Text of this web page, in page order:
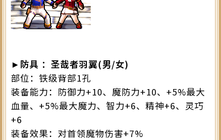
►防具 ：圣哉者羽翼(男/女)
部位：铁级背部1孔
装备能力：防御力+10、魔防力+10、+5%最大
血量、+5%最大魔力、智力+6、精神+6、灵巧
+6
装备效果：对首领魔物伤害+7%